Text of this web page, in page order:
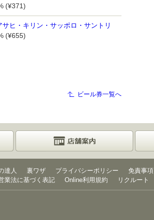
(¥371)
ヒ・キリン・サッポロ・サントリ
(¥655)
ビール券一覧へ
達人 裏ワザ プライバシーポリシー 免責事項
業法に基づく表記
Online利用規約 リクルート